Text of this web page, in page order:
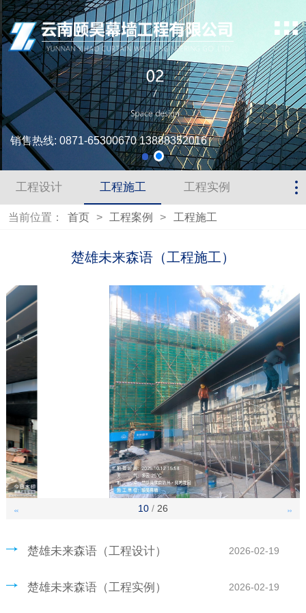
销售热线: 0871-65300670 13888352016
工程设计 工程施工 工程实例
当前位置： 首页 > 工程案例 > 工程施工
楚雄未来森语（工程施工）
10/ 26
<< >>
楚雄未来森语（工程设计） 2026-02-19
楚雄未来森语（工程实例） 2026-02-19